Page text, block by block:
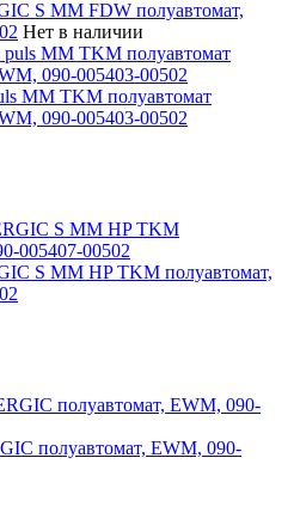
S MM FDW полуавтомат,
Нет в наличии
MM TKM полуавтомат
090-005403-00502
S MM HP TKM полуавтомат,
полуавтомат, EWM, 090-